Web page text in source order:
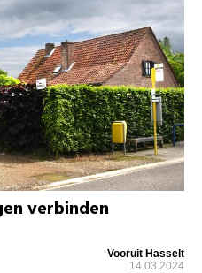
verbinden
Vooruit Hasselt
14.03.2024